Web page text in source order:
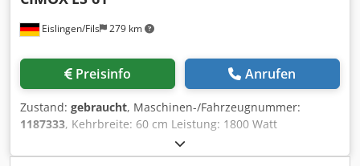
Eislingen/Fils 279 km
Preisinfo Anrufen
Zustand: gebraucht, Maschinen-/Fahrzeugnummer:
1187333, Kehrbreite: 60 cm Leistung: 1800 Watt
Djdpecxxtzefx Anusck Raumbedarf ca.: 0,60 x 1,20 x 0,95 m